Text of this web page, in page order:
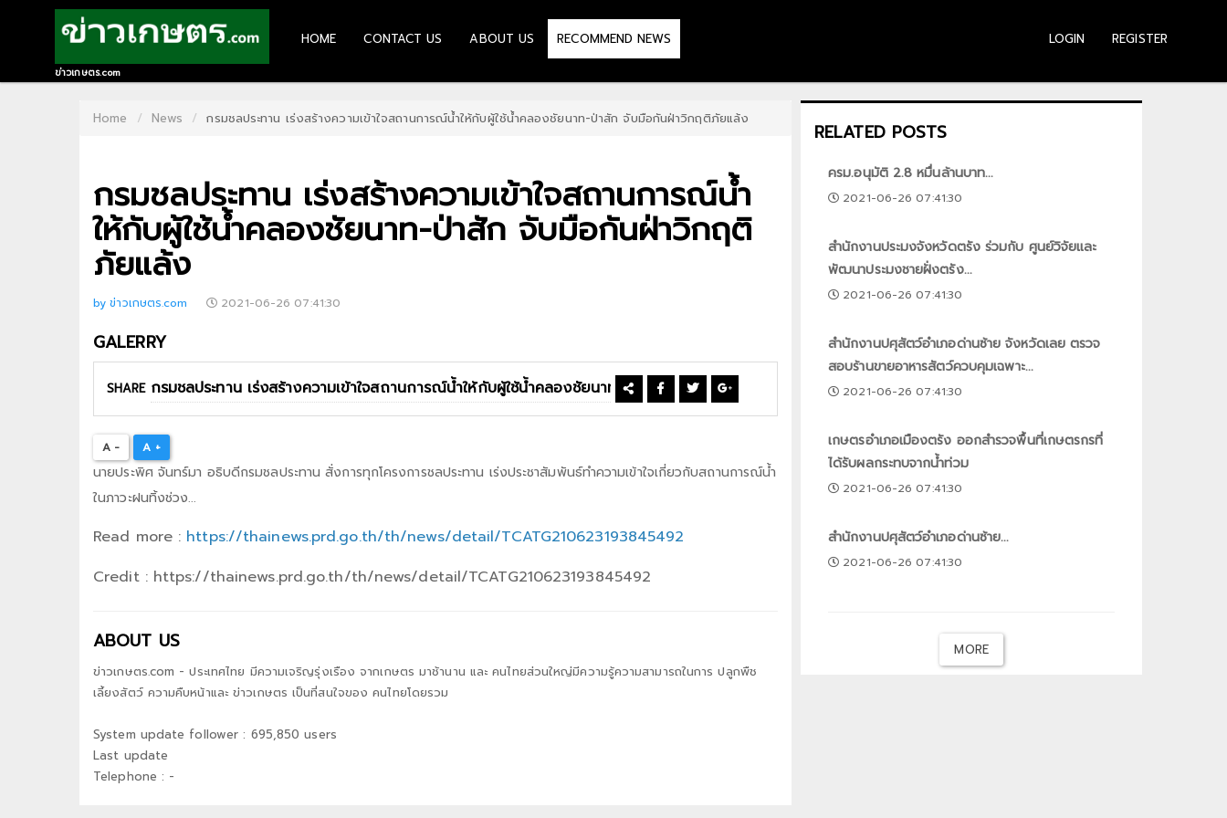
HOME
CONTACT
RECOMMEND
REGISTER
ข่าวเกษตร.com
HOME CONTACT US ABOUT US RECOMMEND NEWS LOGIN REGISTER
Home News กรมชลประทาน เร่งสร้างความเข้าใจสถานการณ์น้ำให้กับผู้ใช้น้ำคลองชัยนาท-ป่าสัก จับมือกันฝ่าวิกฤติภัยแล้ง
กรมชลประทาน เร่งสร้างความเข้าใจสถานการณ์น้ำ
ให้กับผู้ใช้น้ำคลองชัยนาท-ป่าสัก จับมือกันฝ่าวิกฤติ
ภัยแล้ง
by ข่าวเกษตร.com 2021-06-26 07:41:30
GALERRY
SHARE
A - A +
นายประพิศ จันทร์มา อธิบดีกรมชลประทาน สั่งการทุกโครงการชลประทาน เร่งประชาสัมพันธ์ทำความเข้าใจเกี่ยวกับสถานการณ์น้ำ
ในภาวะฝนทิ้งช่วง...
Read more : https://thainews.prd.go.th/th/news/detail/TCATG210623193845492
Credit : https://thainews.prd.go.th/th/news/detail/TCATG210623193845492
ABOUT US
ข่าวเกษตร.com - ประเทศไทย มีความเจริญรุ่งเรือง จากเกษตร มาช้านาน และ คนไทยส่วนใหญ่มีความรู้ความสามารถในการ ปลูกพืช
เลี้ยงสัตว์ ความคืบหน้าและ ข่าวเกษตร เป็นที่สนใจของ คนไทยโดยรวม
System update follower : 695,850 users
Last update
Telephone : -
RELATED POSTS
ครม.อนุมัติ 2.8 หมื่นล้านบาท...
2021-06-26 07:41:30
สำนักงานประมงจังหวัดตรัง ร่วมกับ ศูนย์วิจัยและ
พัฒนาประมงชายฝั่งตรัง...
2021-06-26 07:41:30
สำนักงานปศุสัตว์อำเภอด่านซ้าย จังหวัดเลย ตรวจ
สอบร้านขายอาหารสัตว์ควบคุมเฉพาะ...
2021-06-26 07:41:30
เกษตรอำเภอเมืองตรัง ออกสำรวจพื้นที่เกษตรกรที่
ได้รับผลกระทบจากน้ำท่วม
2021-06-26 07:41:30
สำนักงานปศุสัตว์อำเภอด่านซ้าย...
2021-06-26 07:41:30
MORE